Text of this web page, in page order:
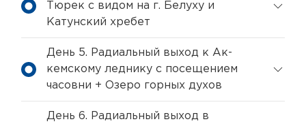
Тюрек с видом на г. Белуху и
Катунский хребет
День 5. Радиальный выход к Ак-
кемскому леднику с посещением
часовни + Озеро горных духов
День 6. Радиальный выход в